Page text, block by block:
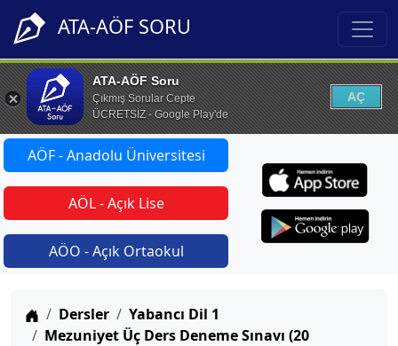
ATA-AÖF SORU
ATA-AÖF Soru
Çıkmış Sorular Cepte
ÜCRETSİZ - Google Play'de
AÇ
AÖF - Anadolu Üniversitesi
AÖL - Açık Lise
AÖO - Açık Ortaokul
Anasayfa
Dersler
Yabancı Dil 1
Mezuniyet Üç Ders Deneme Sınavı (20